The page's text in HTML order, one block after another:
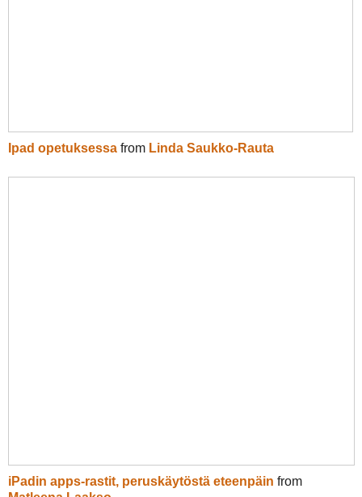
Ipad opetuksessa from Linda Saukko-Rauta
iPadin apps-rastit, peruskäytöstä eteenpäin from